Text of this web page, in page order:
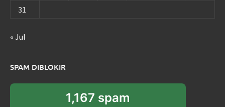
31
« Jul
SPAM DIBLOKIR
1,167 spam